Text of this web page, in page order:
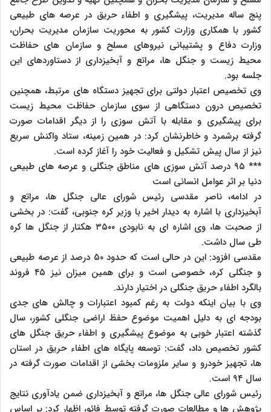
پنج ساله مدیریت، پیشگیری و اطفاء حریق در عرصه های طبیعی
کشور با همکاری وزارت کشور به محوریت سازمان مدیریت بحران،
وزارت دفاع و پشتیبانی نیروهای مسلح و سازمان های حفاظت
محیط زیست و جنگل ها، مراتع و آبخیزداری از دستاوردهای این
جلسه بود.
وی تخصیص اعتبار دولتی برای تجهیز دستگاه های مرتبط، همچنین
تخصیص درون دستگاهی از سوی سازمان حفاظت محیط زیست
برای پیشگیری و مقابله با آتش سوزی را از دیگر اقدامات صورت
گرفته برشمرد و خاطرنشان کرد: در همین زمینه، ستاد واکنش سریع
نیز از سال پیش تشکیل و فعالیت خود را آغاز کرده است.
*** ۹۵ درصد آتش سوزی های مناطق جنگلی و عرصه های طبیعی
دنیا بر اثر عوامل انسانی است
در ادامه، ناصر مقدسی رئیس شورای عالی جنگل ها، مراتع و
آبخیزداری با اشاره به دیدار اخیر با وزیر کره جنوبی، گفت: در بخشی
از صحبت ها، وی اشاره ای به نابودی ۳۵۰۰ هکتار از جنگل ها کره
طی سال داشت.
مقدسی افزود: این در حالی است که حدود ۵۰ درصد از عرصه طبیعی
و جنگلی کره، خصوصی است و برای همین میزان نیز ۴۵ فروند
بالگرد اطفاء حریق جنگلی در اختیار دارند.
وی با بیان اینکه دولت به رغم کمبود اعتبارات و چالش های جدی
بودجه ای به دلیل اهمیت موضوع حفظ اراضی جنگلی کشور، سال
گذشته اعتبار خوبی به موضوع پیشگیری و اطفاء حریق جنگل های
کشور تخصیص داد، گفت: توسعه پایگاه های اطفاء حریق در استان
ها، تجهیز خودرو و سایر ملزومات بخشی از اقدامات صورت گرفته در
سال ۹۴ است.
رئیس شورای عالی جنگل ها، مراتع و آبخیزداری ضمن یادآوری نتایج
پژوهش ها و مطالعات صورت گرفته توسط فائو، اظهار کرد: بر اساس